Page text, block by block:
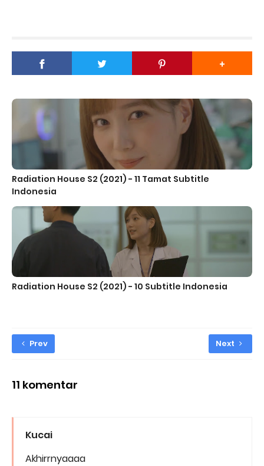
Radiation House S2 (2021) - 11 Tamat Subtitle
Indonesia
Radiation House S2 (2021) - 10 Subtitle Indonesia
Prev Next
11 komentar
Kucai
Akhirrnyaaaa